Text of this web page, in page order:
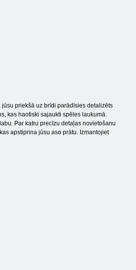
priekšā uz brīdi parādīsies detalizēts
kas haotiski sajaukti spēles laukumā.
Par katru precīzu detaļas novietošanu
apstiprina jūsu aso prātu. Izmantojiet